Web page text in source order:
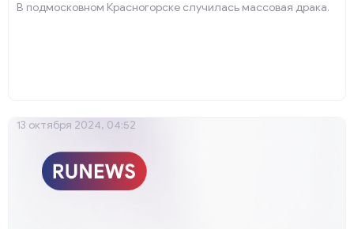
В подмосковном Красногорске случилась массовая драка.
13 октября 2024, 04:52